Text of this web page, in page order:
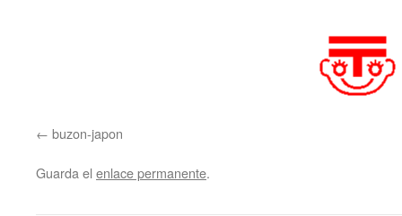
buzon-japon
Guarda el enlace permanente.